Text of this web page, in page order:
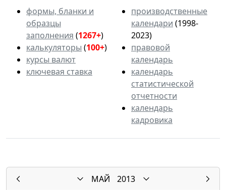
формы, бланки и
образцы
заполнения (1267+)
калькуляторы (100+)
курсы валют
ключевая ставка
производственные
календари (1998-
2023)
правовой
календарь
календарь
статистической
отчетности
календарь
кадровика
МАЙ
2013